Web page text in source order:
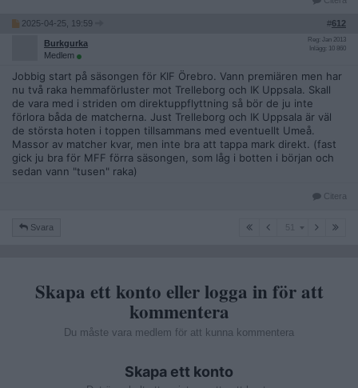
2025-04-25, 19:59 #612
Burkgurka
Medlem
Reg: Jan 2013
Inlägg: 10 860
Jobbig start på säsongen för KIF Örebro. Vann premiären men har
nu två raka hemmaförluster mot Trelleborg och IK Uppsala. Skall
de vara med i striden om direktuppflyttning så bör de ju inte
förlora båda de matcherna. Just Trelleborg och IK Uppsala är väl
de största hoten i toppen tillsammans med eventuellt Umeå.
Massor av matcher kvar, men inte bra att tappa mark direkt. (fast
gick ju bra för MFF förra säsongen, som låg i botten i början och
sedan vann "tusen" raka)
Citera
Svara 51
Skapa ett konto eller logga in för att
kommentera
Du måste vara medlem för att kunna kommentera
Skapa ett konto